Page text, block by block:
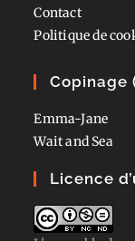
Contact
Politique de
Copinage
Emma-Jane
Wait and Sea
Licence